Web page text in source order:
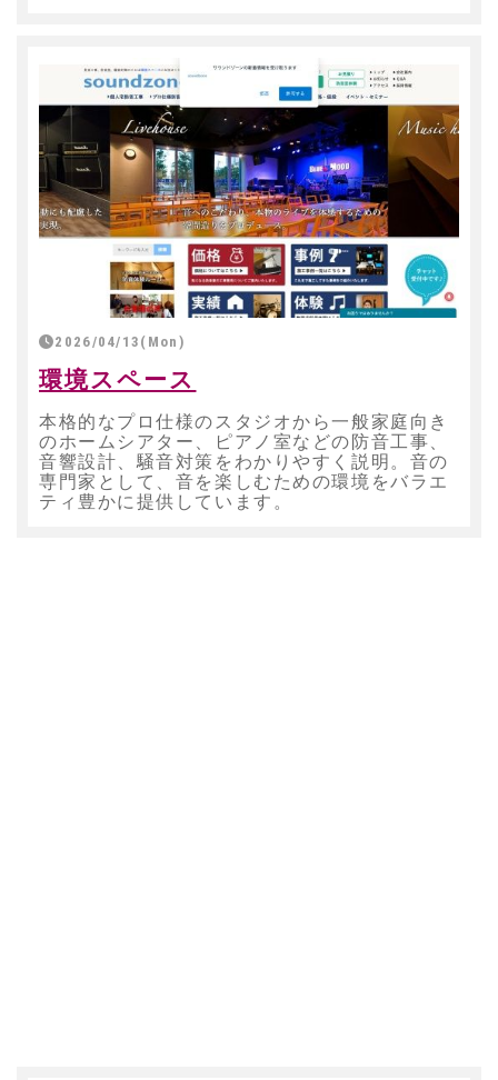
2026/04/13(Mon)
環境スペース
本格的なプロ仕様のスタジオから一般家庭向き
のホームシアター、ピアノ室などの防音工事、
音響設計、騒音対策をわかりやすく説明。音の
専門家として、音を楽しむための環境をバラエ
ティ豊かに提供しています。